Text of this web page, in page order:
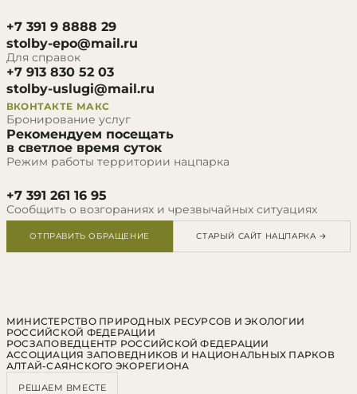
+7 391 9 8888 29
stolby-epo@mail.ru
Для справок
+7 913 830 52 03
stolby-uslugi@mail.ru
ВКОНТАКТЕ МАКС
Бронирование услуг
Рекомендуем посещать
в светлое время суток
Режим работы территории нацпарка
+7 391 261 16 95
Сообщить о возгораниях и чрезвычайных ситуациях
ОТПРАВИТЬ ОБРАЩЕНИЕ СТАРЫЙ САЙТ НАЦПАРКА →
МИНИСТЕРСТВО ПРИРОДНЫХ РЕСУРСОВ И ЭКОЛОГИИ
РОССИЙСКОЙ ФЕДЕРАЦИИ
РОСЗАПОВЕДЦЕНТР РОССИЙСКОЙ ФЕДЕРАЦИИ
АССОЦИАЦИЯ ЗАПОВЕДНИКОВ И НАЦИОНАЛЬНЫХ ПАРКОВ
АЛТАЙ-САЯНСКОГО ЭКОРЕГИОНА
РЕШАЕМ ВМЕСТЕ